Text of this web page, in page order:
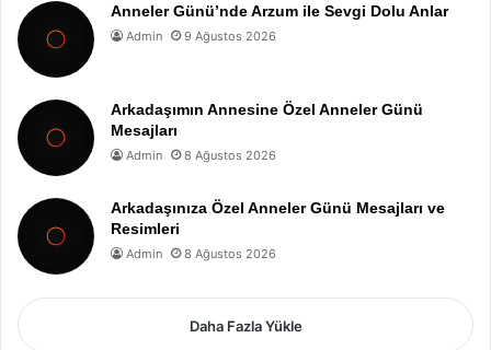
Anneler Günü’nde Arzum ile Sevgi Dolu Anlar
Admin 9 Ağustos 2026
Arkadaşımın Annesine Özel Anneler Günü
Mesajları
Admin 8 Ağustos 2026
Arkadaşınıza Özel Anneler Günü Mesajları ve
Resimleri
Admin 8 Ağustos 2026
Daha Fazla Yükle